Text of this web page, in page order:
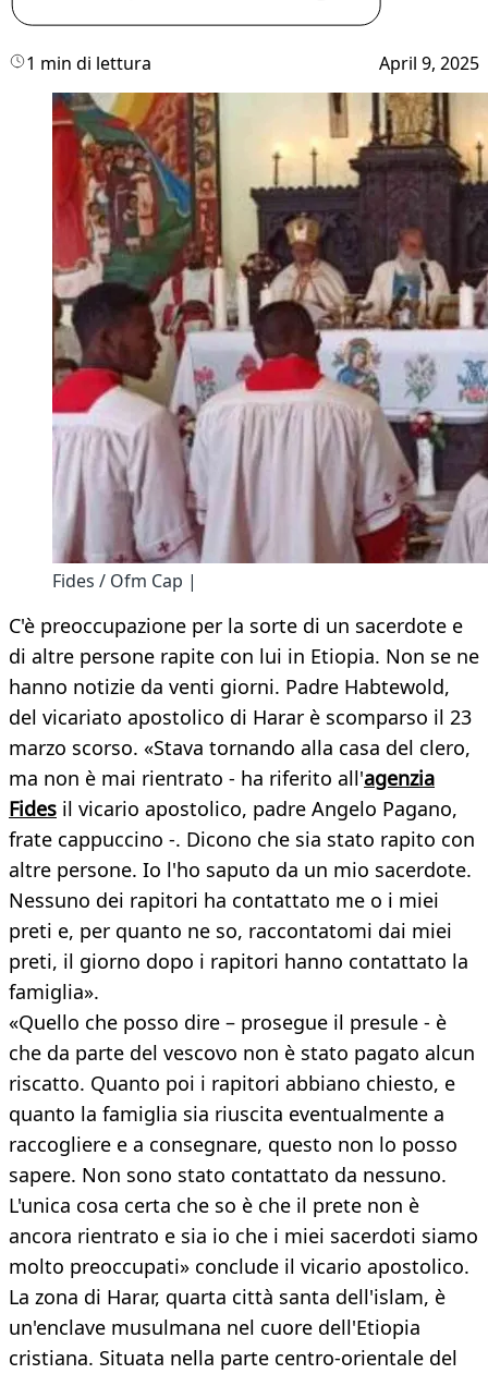
1 min di lettura April 9, 2025
Fides / Ofm Cap |
C'è preoccupazione per la sorte di un sacerdote e
di altre persone rapite con lui in Etiopia. Non se ne
hanno notizie da venti giorni. Padre Habtewold,
del vicariato apostolico di Harar è scomparso il 23
marzo scorso. «Stava tornando alla casa del clero,
ma non è mai rientrato - ha riferito all'agenzia
Fides il vicario apostolico, padre Angelo Pagano,
frate cappuccino -. Dicono che sia stato rapito con
altre persone. Io l'ho saputo da un mio sacerdote.
Nessuno dei rapitori ha contattato me o i miei
preti e, per quanto ne so, raccontatomi dai miei
preti, il giorno dopo i rapitori hanno contattato la
famiglia».
«Quello che posso dire – prosegue il presule - è
che da parte del vescovo non è stato pagato alcun
riscatto. Quanto poi i rapitori abbiano chiesto, e
quanto la famiglia sia riuscita eventualmente a
raccogliere e a consegnare, questo non lo posso
sapere. Non sono stato contattato da nessuno.
L'unica cosa certa che so è che il prete non è
ancora rientrato e sia io che i miei sacerdoti siamo
molto preoccupati» conclude il vicario apostolico.
La zona di Harar, quarta città santa dell'islam, è
un'enclave musulmana nel cuore dell'Etiopia
cristiana. Situata nella parte centro-orientale del